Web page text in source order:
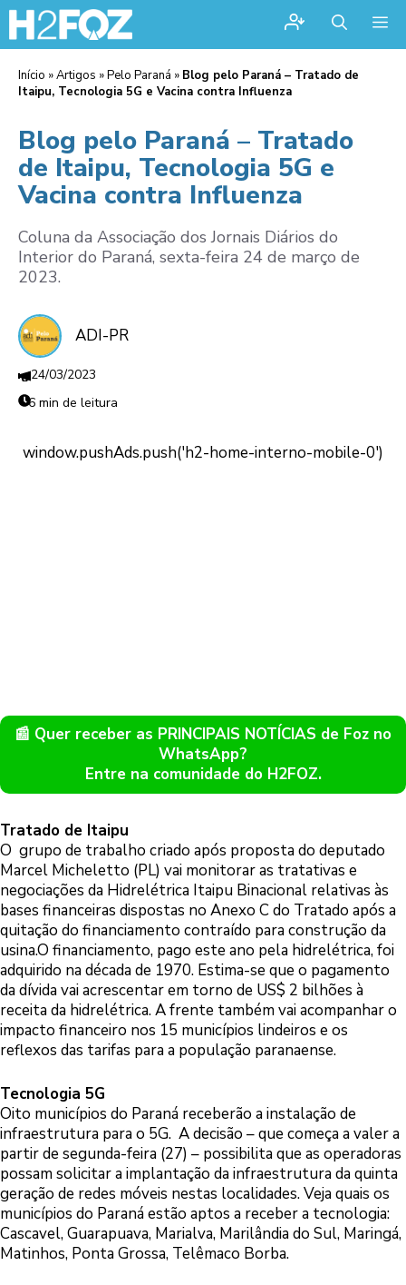
Início »Artigos »Pelo Paraná » Blog pelo Paraná – Tratado de
Itaipu, Tecnologia 5G e Vacina contra Influenza
Blog pelo Paraná – Tratado
de Itaipu, Tecnologia 5G e
Vacina contra Influenza
Coluna da Associação dos Jornais Diários do
Interior do Paraná, sexta-feira 24 de março de
2023.
ADI-PR
24/03/2023
6 min de leitura
📰 Quer receber as PRINCIPAIS NOTÍCIAS de Foz no
WhatsApp?
Entre na comunidade do H2FOZ.
Tratado de Itaipu
O grupo de trabalho criado após proposta do deputado
Marcel Micheletto (PL) vai monitorar as tratativas e
negociações da Hidrelétrica Itaipu Binacional relativas às
bases financeiras dispostas no Anexo C do Tratado após a
quitação do financiamento contraído para construção da
usina.O financiamento, pago este ano pela hidrelétrica, foi
adquirido na década de 1970. Estima-se que o pagamento
da dívida vai acrescentar em torno de US$ 2 bilhões à
receita da hidrelétrica. A frente também vai acompanhar o
impacto financeiro nos 15 municípios lindeiros e os
reflexos das tarifas para a população paranaense.
Tecnologia 5G
Oito municípios do Paraná receberão a instalação de
infraestrutura para o 5G. A decisão – que começa a valer a
partir de segunda-feira (27) – possibilita que as operadoras
possam solicitar a implantação da infraestrutura da quinta
geração de redes móveis nestas localidades. Veja quais os
municípios do Paraná estão aptos a receber a tecnologia:
Cascavel, Guarapuava, Marialva, Marilândia do Sul, Maringá,
Matinhos, Ponta Grossa, Telêmaco Borba.